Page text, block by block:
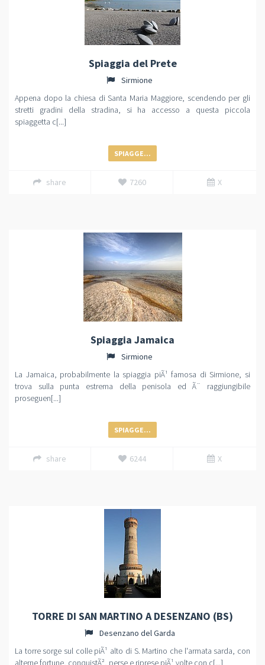
Spiaggia del Prete
Sirmione
Appena dopo la chiesa di Santa Maria Maggiore, scendendo per gli
stretti gradini della stradina, si ha accesso a questa piccola
spiaggetta c[...]
SPIAGGE...
share 7260 X
Spiaggia Jamaica
Sirmione
La Jamaica, probabilmente la spiaggia piÃ¹ famosa di Sirmione, si
trova sulla punta estrema della penisola ed Ã¨ raggiungibile
proseguen[...]
SPIAGGE...
share 6244 X
TORRE DI SAN MARTINO A DESENZANO (BS)
Desenzano del Garda
La torre sorge sul colle piÃ¹ alto di S. Martino che l'armata sarda, con
alterne fortune, conquistÃ², perse e riprese piÃ¹ volte con c[...]